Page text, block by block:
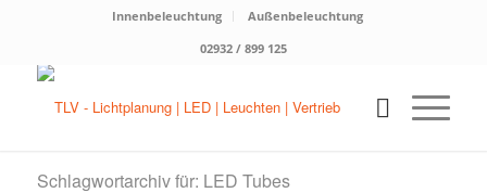
Innenbeleuchtung
Außenbeleuchtung
02932 / 899 125
Schlagwortarchiv für: LED Tubes